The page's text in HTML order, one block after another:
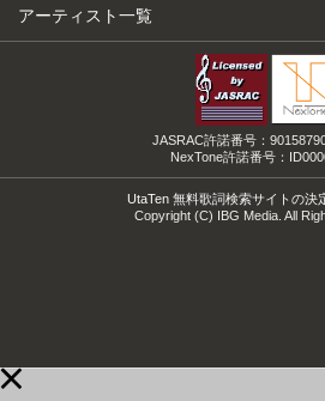
アーティスト一覧
JASRAC許諾番号：
NexTone許諾番号：
UtaTen 無料歌詞検索サイトの決
Copyright (C) IBG Media. All